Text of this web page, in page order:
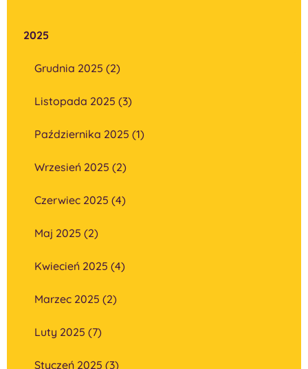
2025
Grudnia 2025 (2)
Listopada 2025 (3)
Października 2025 (1)
Wrzesień 2025 (2)
Czerwiec 2025 (4)
Maj 2025 (2)
Kwiecień 2025 (4)
Marzec 2025 (2)
Luty 2025 (7)
Styczeń 2025 (3)